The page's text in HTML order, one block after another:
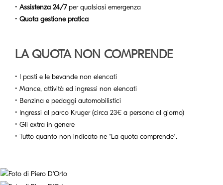
• Assistenza 24/7per qualsiasi emergenza
• Quota gestione pratica
LA QUOTA NON COMPRENDE
• I pasti e le bevande non elencati
• Mance, attività ed ingressi non elencati
• Benzina e pedaggi automobilistici
• Ingressi al parco Kruger (circa 23€ a persona al giorno)
• Gli extra in genere
• Tutto quanto non indicato ne "La quota comprende".